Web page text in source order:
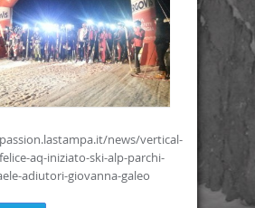
news/vertical-
aq-iniziato-ski-alp-parchi-
adiutori-giovanna-galeo